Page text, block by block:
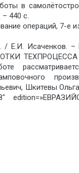
в
440 с.
операций, 7-е
Е.И. Исаченков. –
Шкитевы